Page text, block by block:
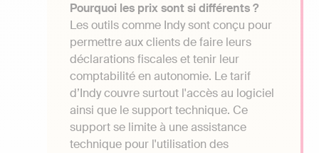
Pourquoi les prix sont si différents ?
Les outils comme Indy sont conçu pour
permettre aux clients de faire leurs
déclarations fiscales et tenir leur
comptabilité en autonomie. Le tarif
d’Indy couvre surtout l'accès au logiciel
ainsi que le support technique. Ce
support se limite à une assistance
technique pour l'utilisation des